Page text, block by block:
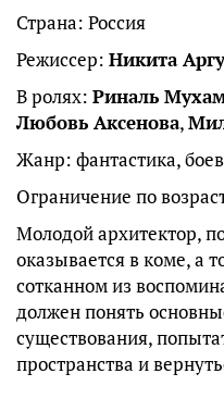
Страна: Россия
Режиссер: Никита
В ролях: Риналь
Любовь Аксенова,
Жанр: фантастика,
Ограничение по
Молодой архитектор,
оказывается в коме, а
сотканном из
должен понять
существования,
пространства и